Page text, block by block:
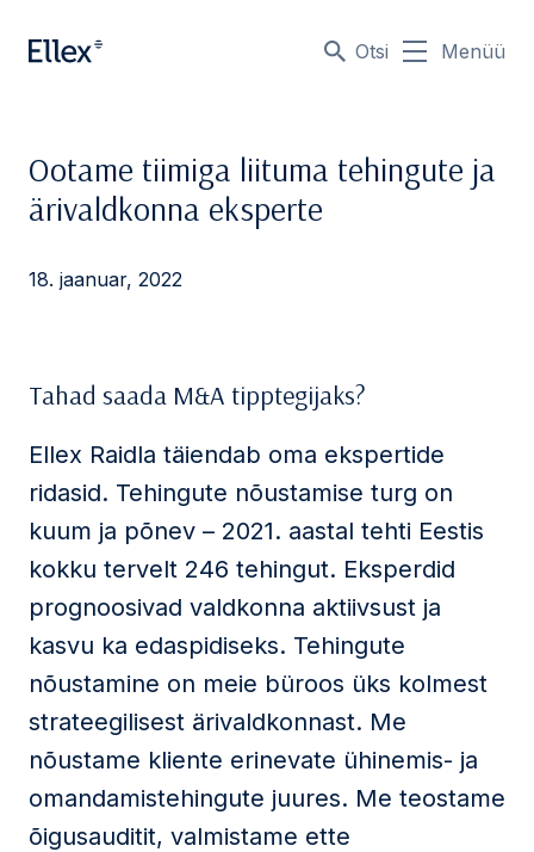
Otsi Menüü
Ootame tiimiga liituma tehingute ja
ärivaldkonna eksperte
18. jaanuar, 2022
Tahad saada M&A tipptegijaks?
Ellex Raidla täiendab oma ekspertide
ridasid. Tehingute nõustamise turg on
kuum ja põnev – 2021. aastal tehti Eestis
kokku tervelt 246 tehingut. Eksperdid
prognoosivad valdkonna aktiivsust ja
kasvu ka edaspidiseks. Tehingute
nõustamine on meie büroos üks kolmest
strateegilisest ärivaldkonnast. Me
nõustame kliente erinevate ühinemis- ja
omandamistehingute juures. Me teostame
õigusauditit, valmistame ette